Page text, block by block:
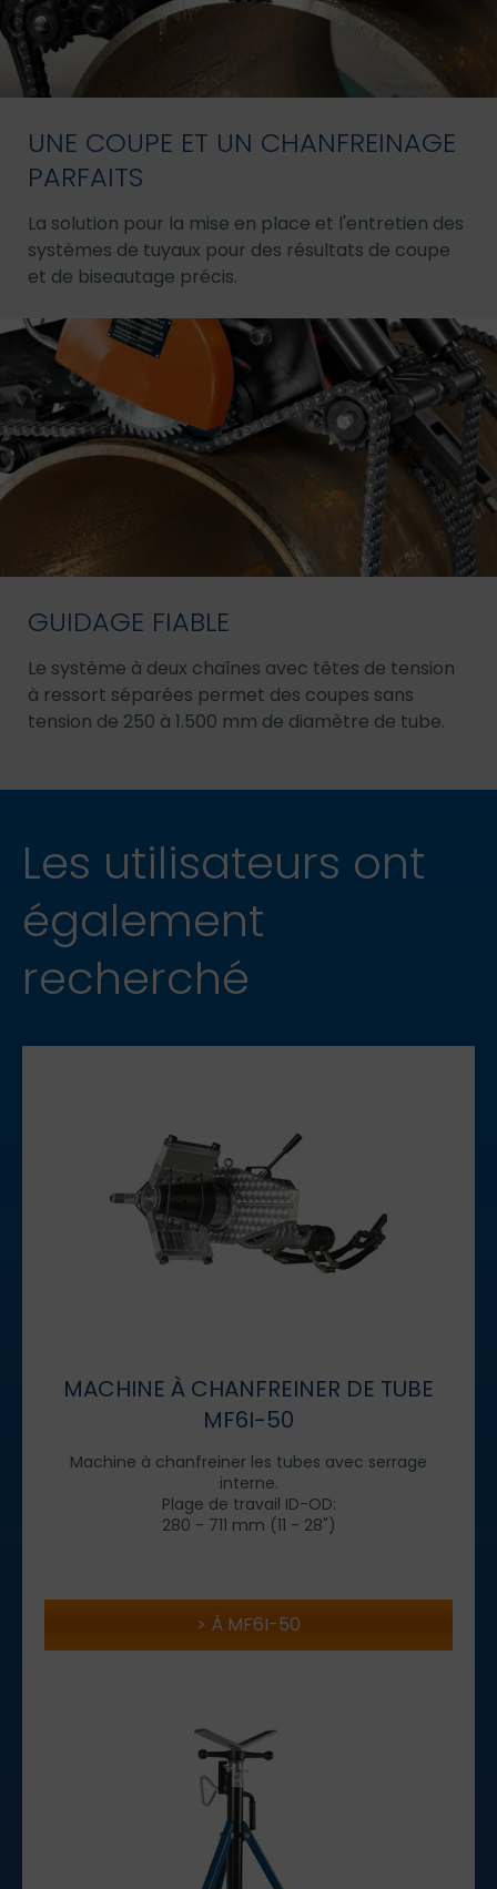
UNE COUPE ET UN CHANFREINAGE
PARFAITS
La solution pour la mise en place et l'entretien des
systèmes de tuyaux pour des résultats de coupe
et de biseautage précis.
GUIDAGE FIABLE
Le système à deux chaînes avec têtes de tension
à ressort séparées permet des coupes sans
tension de 250 à 1.500 mm de diamètre de tube.
Les utilisateurs ont
également
recherché
MACHINE À CHANFREINER DE TUBE
MF6I-50
Machine à chanfreiner les tubes avec serrage
interne.
Plage de travail ID-OD:
280 - 711 mm (11 - 28")
À MF6I-50